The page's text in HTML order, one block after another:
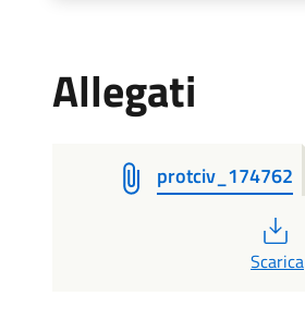
Allegati
protciv_174762
Scarica